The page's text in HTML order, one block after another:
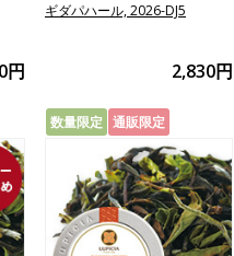
円
ギダパハール, 2026-DJ5
2,830円
数量限定 通販限定